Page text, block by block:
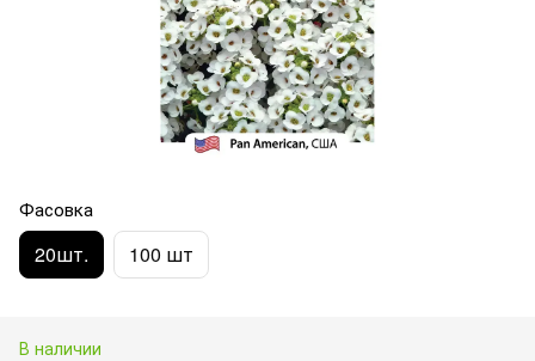
Фасовка
20шт. 100 шт
В наличии